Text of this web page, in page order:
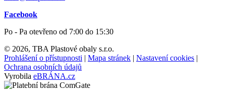
Facebook
Po - Pa otevřeno od 7:00 do 15:30
© 2026, TBA Plastové obaly s.r.o.
Prohlášení o přístupnosti | Mapa stránek | Nastavení cookies |
Ochrana osobních údajů
Vyrobila eBRÁNA.cz